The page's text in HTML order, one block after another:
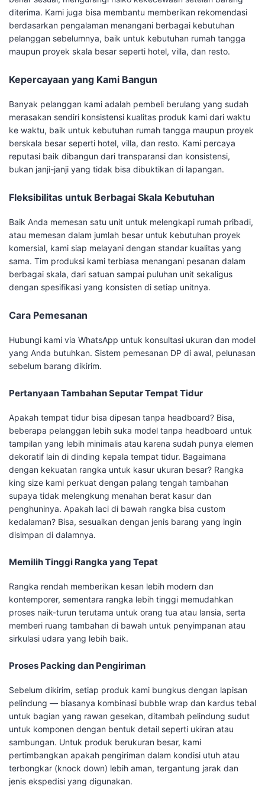
diterima. Kami juga bisa membantu memberikan rekomendasi
berdasarkan pengalaman menangani berbagai kebutuhan
pelanggan sebelumnya, baik untuk kebutuhan rumah tangga
maupun proyek skala besar seperti hotel, villa, dan resto.
Kepercayaan yang Kami Bangun
Banyak pelanggan kami adalah pembeli berulang yang sudah
merasakan sendiri konsistensi kualitas produk kami dari waktu
ke waktu, baik untuk kebutuhan rumah tangga maupun proyek
berskala besar seperti hotel, villa, dan resto. Kami percaya
reputasi baik dibangun dari transparansi dan konsistensi,
bukan janji-janji yang tidak bisa dibuktikan di lapangan.
Fleksibilitas untuk Berbagai Skala Kebutuhan
Baik Anda memesan satu unit untuk melengkapi rumah pribadi,
atau memesan dalam jumlah besar untuk kebutuhan proyek
komersial, kami siap melayani dengan standar kualitas yang
sama. Tim produksi kami terbiasa menangani pesanan dalam
berbagai skala, dari satuan sampai puluhan unit sekaligus
dengan spesifikasi yang konsisten di setiap unitnya.
Cara Pemesanan
Hubungi kami via WhatsApp untuk konsultasi ukuran dan model
yang Anda butuhkan. Sistem pemesanan DP di awal, pelunasan
sebelum barang dikirim.
Pertanyaan Tambahan Seputar Tempat Tidur
Apakah tempat tidur bisa dipesan tanpa headboard? Bisa,
beberapa pelanggan lebih suka model tanpa headboard untuk
tampilan yang lebih minimalis atau karena sudah punya elemen
dekoratif lain di dinding kepala tempat tidur. Bagaimana
dengan kekuatan rangka untuk kasur ukuran besar? Rangka
king size kami perkuat dengan palang tengah tambahan
supaya tidak melengkung menahan berat kasur dan
penghuninya. Apakah laci di bawah rangka bisa custom
kedalaman? Bisa, sesuaikan dengan jenis barang yang ingin
disimpan di dalamnya.
Memilih Tinggi Rangka yang Tepat
Rangka rendah memberikan kesan lebih modern dan
kontemporer, sementara rangka lebih tinggi memudahkan
proses naik-turun terutama untuk orang tua atau lansia, serta
memberi ruang tambahan di bawah untuk penyimpanan atau
sirkulasi udara yang lebih baik.
Proses Packing dan Pengiriman
Sebelum dikirim, setiap produk kami bungkus dengan lapisan
pelindung — biasanya kombinasi bubble wrap dan kardus tebal
untuk bagian yang rawan gesekan, ditambah pelindung sudut
untuk komponen dengan bentuk detail seperti ukiran atau
sambungan. Untuk produk berukuran besar, kami
pertimbangkan apakah pengiriman dalam kondisi utuh atau
terbongkar (knock down) lebih aman, tergantung jarak dan
jenis ekspedisi yang digunakan.